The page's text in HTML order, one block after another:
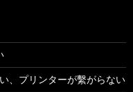
、プリンターが繫がらない